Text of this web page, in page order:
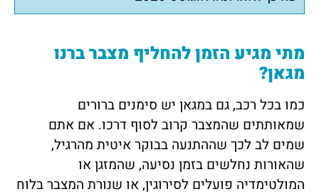
מתי מגיע הזמן להחליף מצבר ברנו
מגאן?
כמו בכל רכב, גם במגאן יש סימנים ברורים
שמאותתים שהמצבר קרוב לסוף דרכו. אם אתם
שמים לב לכך שההתנעה בבוקר איטית מהרגיל,
שהאורות נחלשים בזמן נסיעה, שהמזגן או
המולטימדיה פועלים לסירוגין, או שנורת המצבר בלוח